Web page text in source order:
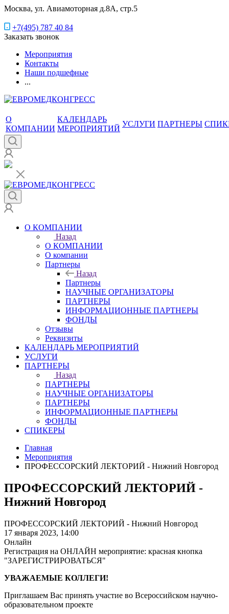
Москва, ул. Авиамоторная д.8А, стр.5
+7(495) 787 40 84
Заказать звонок
Мероприятия
Контакты
Наши подшефные
...
О
КОМПАНИИ
КАЛЕНДАРЬ
МЕРОПРИЯТИЙ
УСЛУГИ ПАРТНЕРЫ
О КОМПАНИИ
Назад
О КОМПАНИИ
О компании
Партнеры
Назад
Партнеры
НАУЧНЫЕ ОРГАНИЗАТОРЫ
ПАРТНЕРЫ
ИНФОРМАЦИОННЫЕ ПАРТНЕРЫ
ФОНДЫ
Отзывы
Реквизиты
КАЛЕНДАРЬ МЕРОПРИЯТИЙ
УСЛУГИ
ПАРТНЕРЫ
Назад
ПАРТНЕРЫ
НАУЧНЫЕ ОРГАНИЗАТОРЫ
ПАРТНЕРЫ
ИНФОРМАЦИОННЫЕ ПАРТНЕРЫ
ФОНДЫ
СПИКЕРЫ
Главная
Мероприятия
ПРОФЕССОРСКИЙ ЛЕКТОРИЙ - Нижний Новгород
ПРОФЕССОРСКИЙ ЛЕКТОРИЙ -
Нижний Новгород
ПРОФЕССОРСКИЙ ЛЕКТОРИЙ - Нижний Новгород
17 января 2023, 14:00
Онлайн
Регистрация на ОНЛАЙН мероприятие: красная кнопка
"ЗАРЕГИСТРИРОВАТЬСЯ"
УВАЖАЕМЫЕ КОЛЛЕГИ!
Приглашаем Вас принять участие во Всероссийском научно-
образовательном проекте